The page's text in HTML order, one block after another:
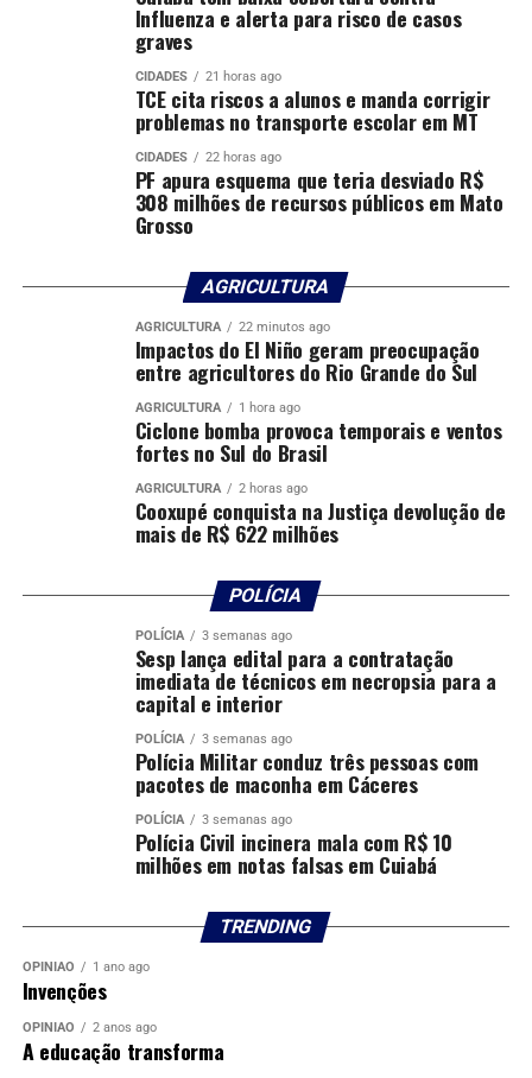
Comentários
RELATED TOPICS: ABERTAS DESTAQUE DOS
ESPECIAIS
INSCRIÇÕES JUIZADOS
MATO-GROSSO
MATOGROSSO
no cárcere é apresentado no TJMT
Capacitação destaca leitura como ponte para a
transformação social no cárcere
Influenza e alerta para risco de casos
graves
CIDADES 21 horas ago
TCE cita riscos a alunos e manda corrigir
problemas no transporte escolar em MT
CIDADES 22 horas ago
PF apura esquema que teria desviado R$
308 milhões de recursos públicos em Mato
Grosso
AGRICULTURA
AGRICULTURA 22 minutos ago
Impactos do El Niño geram preocupação
entre agricultores do Rio Grande do Sul
AGRICULTURA 1 hora ago
Ciclone bomba provoca temporais e ventos
fortes no Sul do Brasil
AGRICULTURA 2 horas ago
Cooxupé conquista na Justiça devolução de
mais de R$ 622 milhões
POLÍCIA
POLÍCIA 3 semanas ago
Sesp lança edital para a contratação
imediata de técnicos em necropsia para a
capital e interior
POLÍCIA 3 semanas ago
Polícia Militar conduz três pessoas com
pacotes de maconha em Cáceres
POLÍCIA 3 semanas ago
Polícia Civil incinera mala com R$ 10
milhões em notas falsas em Cuiabá
TRENDING
OPINIÃO 1 ano ago
Invenções
OPINIÃO 2 anos ago
A educação transforma